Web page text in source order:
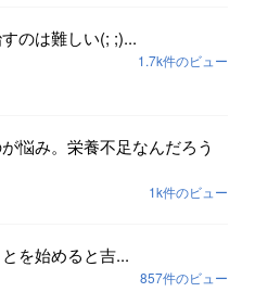
のは難しい(; ;)...
1.7k件のビュー
悩み。栄養不足なんだろう
1k件のビュー
を始めると吉...
857件のビュー